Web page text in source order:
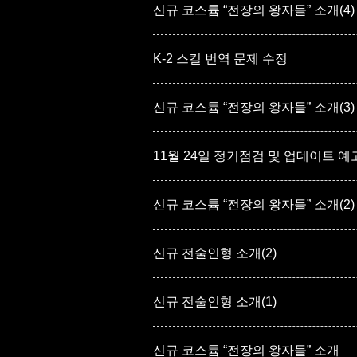
신규 코스튬 “전장의 왕자들” 소개(4)
K-2 스킬 번역 문제 수정
신규 코스튬 “전장의 왕자들” 소개(3)
11월 24일 정기점검 및 업데이트 예
신규 코스튬 “전장의 왕자들” 소개(2)
신규 전술인형 소개(2)
신규 전술인형 소개(1)
신규 코스튬 “전장의 왕자들” 소개